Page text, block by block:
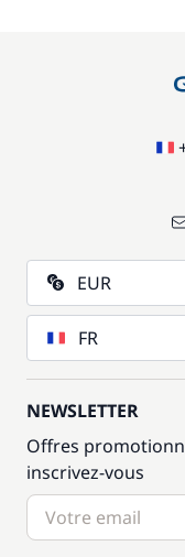
EUR
FR
NEWSLETTER
Offres
inscrivez-vous